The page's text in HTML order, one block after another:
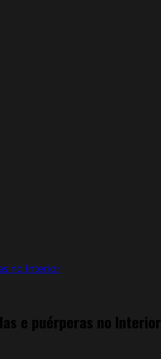
no Interior
e puérperas no Interior